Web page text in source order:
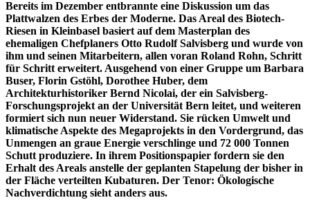
Bereits im Dezember entbrannte eine Diskussion um das
Plattwalzen des Erbes der Moderne. Das Areal des Biotech-
Riesen in Kleinbasel basiert auf dem Masterplan des
ehemaligen Chefplaners Otto Rudolf Salvisberg und wurde von
ihm und seinen Mitarbeitern, allen voran Roland Rohn, Schritt
für Schritt erweitert. Ausgehend von einer Gruppe um Barbara
Buser, Florin Gstöhl, Dorothee Huber, dem
Architekturhistoriker Bernd Nicolai, der ein Salvisberg-
Forschungsprojekt an der Universität Bern leitet, und weiteren
formiert sich nun neuer Widerstand. Sie rücken Umwelt und
klimatische Aspekte des Megaprojekts in den Vordergrund, das
Unmengen an graue Energie verschlinge und 72 000 Tonnen
Schutt produziere. In ihrem Positionspapier fordern sie den
Erhalt des Areals anstelle der geplanten Stapelung der bisher in
der Fläche verteilten Kubaturen. Der Tenor: Ökologische
Nachverdichtung sieht anders aus.